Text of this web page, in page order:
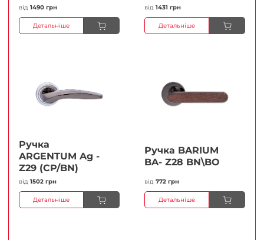
від 1490 грн
Детальніше
від 1431 грн
Детальніше
Ручка
ARGENTUM Ag -
Z29 (CP/BN)
від 1502 грн
Детальніше
Ручка BARIUM
BA- Z28 BN\BO
від 772 грн
Детальніше